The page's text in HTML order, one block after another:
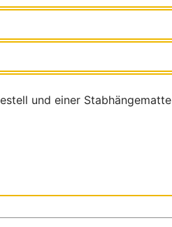
und einer Stabhängematte